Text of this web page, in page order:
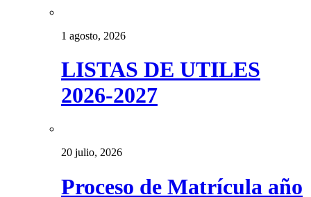
1 agosto, 2026
LISTAS DE UTILES
2026-2027
20 julio, 2026
Proceso de Matrícula año